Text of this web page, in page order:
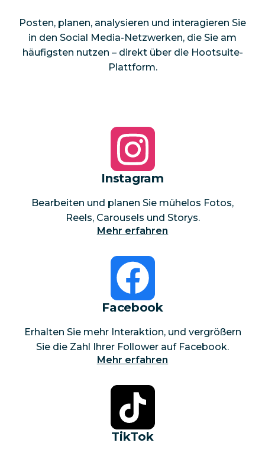
Posten, planen, analysieren und interagieren Sie
in den Social Media-Netzwerken, die Sie am
häufigsten nutzen – direkt über die Hootsuite-
Plattform.
Instagram
Bearbeiten und planen Sie mühelos Fotos,
Reels, Carousels und Storys.
Mehr erfahren
Facebook
Erhalten Sie mehr Interaktion, und vergrößern
Sie die Zahl Ihrer Follower auf Facebook.
Mehr erfahren
TikTok